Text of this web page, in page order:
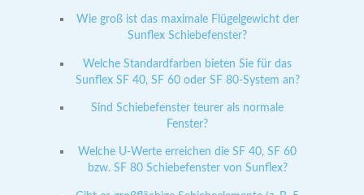
Wie groß ist das maximale Flügelgewicht der
Sunflex Schiebefenster?
Welche Standardfarben bieten Sie für das
Sunflex SF 40, SF 60 oder SF 80-System an?
Sind Schiebefenster teurer als normale
Fenster?
Welche U-Werte erreichen die SF 40, SF 60
bzw. SF 80 Schiebefenster von Sunflex?